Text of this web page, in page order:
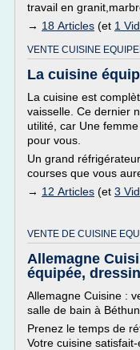
travail en
→ 18 Articles (et 1
VENTE CUISINE
La cuisine
La cuisine est
vaisselle. Ce dernier
utilité, car Une
pour vous.
Un grand
courses que vous
→ 12 Articles (et 3
VENTE DE CUISINE
Allemagne
équipée,
Allemagne Cuisine :
salle de bain à
Prenez le temps de
Votre cuisine